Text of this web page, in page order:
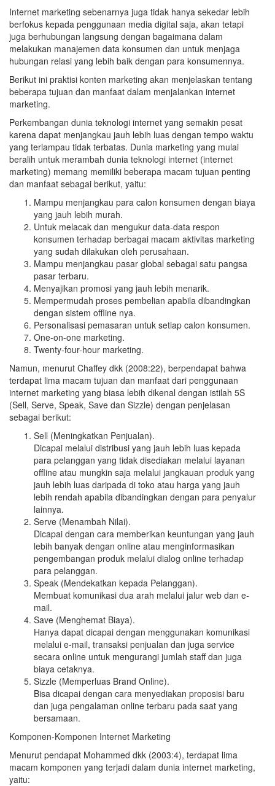
Internet marketing sebenarnya juga tidak hanya sekedar lebih
berfokus kepada penggunaan media digital saja, akan tetapi
juga berhubungan langsung dengan bagaimana dalam
melakukan manajemen data konsumen dan untuk menjaga
hubungan relasi yang lebih baik dengan para konsumennya.
Berikut ini praktisi konten marketing akan menjelaskan tentang
beberapa tujuan dan manfaat dalam menjalankan internet
marketing.
Perkembangan dunia teknologi internet yang semakin pesat
karena dapat menjangkau jauh lebih luas dengan tempo waktu
yang terlampau tidak terbatas. Dunia marketing yang mulai
beralih untuk merambah dunia teknologi internet (internet
marketing) memang memiliki beberapa macam tujuan penting
dan manfaat sebagai berikut, yaitu:
Mampu menjangkau para calon konsumen dengan biaya
yang jauh lebih murah.
Untuk melacak dan mengukur data-data respon
konsumen terhadap berbagai macam aktivitas marketing
yang sudah dilakukan oleh perusahaan.
Mampu menjangkau pasar global sebagai satu pangsa
pasar terbaru.
Menyajikan promosi yang jauh lebih menarik.
Mempermudah proses pembelian apabila dibandingkan
dengan sistem offline nya.
Personalisasi pemasaran untuk setiap calon konsumen.
One-on-one marketing.
Twenty-four-hour marketing.
Namun, menurut Chaffey dkk (2008:22), berpendapat bahwa
terdapat lima macam tujuan dan manfaat dari penggunaan
internet marketing yang biasa lebih dikenal dengan istilah 5S
(Sell, Serve, Speak, Save dan Sizzle) dengan penjelasan
sebagai berikut:
Sell (Meningkatkan Penjualan).
Dicapai melalui distribusi yang jauh lebih luas kepada
para pelanggan yang tidak disediakan melalui layanan
offline atau mungkin saja melalui jangkauan produk yang
jauh lebih luas daripada di toko atau harga yang jauh
lebih rendah apabila dibandingkan dengan para penyalur
lainnya.
Serve (Menambah Nilai).
Dicapai dengan cara memberikan keuntungan yang jauh
lebih banyak dengan online atau menginformasikan
pengembangan produk melalui dialog online terhadap
para pelanggan.
Speak (Mendekatkan kepada Pelanggan).
Membuat komunikasi dua arah melalui jalur web dan e-
mail.
Save (Menghemat Biaya).
Hanya dapat dicapai dengan menggunakan komunikasi
melalui e-mail, transaksi penjualan dan juga service
secara online untuk mengurangi jumlah staff dan juga
biaya cetaknya.
Sizzle (Memperluas Brand Online).
Bisa dicapai dengan cara menyediakan proposisi baru
dan juga pengalaman online terbaru pada saat yang
bersamaan.
Komponen-Komponen Internet Marketing
Menurut pendapat Mohammed dkk (2003:4), terdapat lima
macam komponen yang terjadi dalam dunia internet marketing,
yaitu: